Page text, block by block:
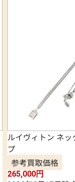
ルイヴィトン ネ
プ
参考買取価格
265,000円